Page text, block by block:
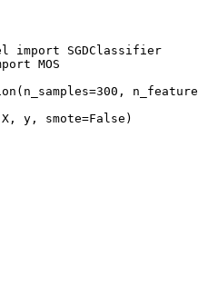
import SGDClassifier
MOS
y, smote=False)